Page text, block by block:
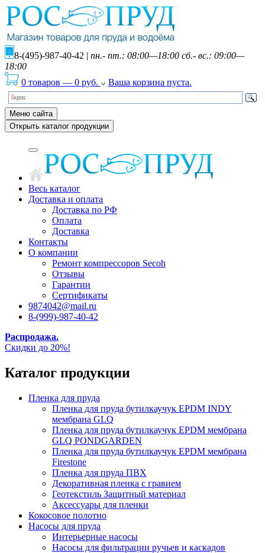
8-(495)-987-40-42 | пн.- пт.: 08:00—18:00 сб.- вс.: 09:00—
18:00
0 товаров — 0 руб. Ваша корзина пуста.
Меню сайта
Открыть каталог продукции
Весь каталог
Доставка и оплата
Доставка по РФ
Оплата
Доставка
Контакты
О компании
Ремонт компрессоров Secoh
Отзывы
Гарантии
Сертификаты
9874042@mail.ru
8-(999)-987-40-42
Распродажа.
Скидки до 20%!
Каталог продукции
Пленка для пруда
Пленка для пруда бутилкаучук EPDM INDY
мембрана GLQ
Пленка для пруда бутилкаучук EPDM мембрана
GLQ PONDGARDEN
Пленка для пруда бутилкаучук EPDM мембрана
Firestone
Пленка для пруда ПВХ
Декоративная пленка с гравием
Геотекстиль Защитный материал
Аксессуары для пленки
Кокосовое полотно
Насосы для пруда
Интерьерные насосы
Насосы для фильтрации ручьев и каскадов